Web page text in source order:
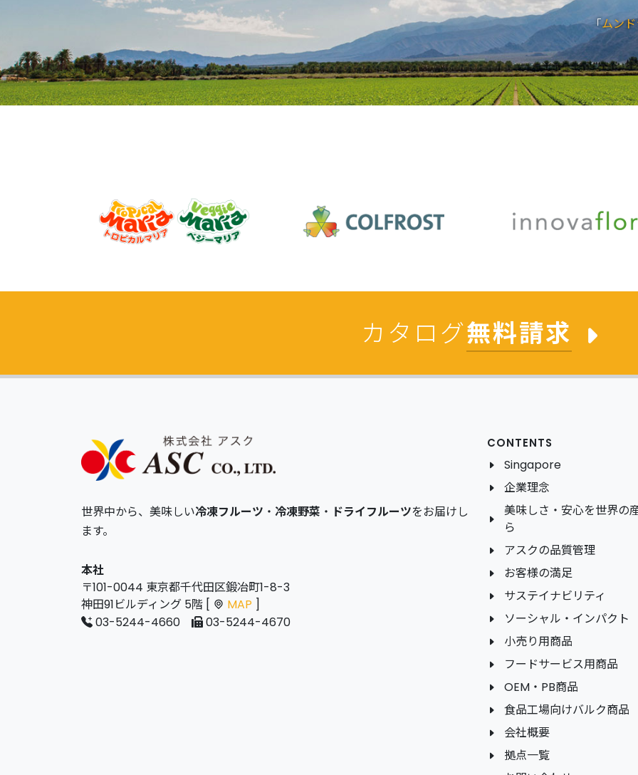
「ムン
カタログ無料請求
世界中から、美味しい冷凍フルーツ ・ 冷凍野菜 ・ ドライフルーツをお届けし
ます。
本社
〒101-0044 東京都千代田区鍛冶町1-8-3
神田91ビルディング 5階 [
MAP ]
03-5244-4660
03-5244-4670
CONTENTS
Singapore
企業理念
美味しさ・安心を世界の
ら
アスクの品質管理
お客様の満足
サステイナビリティ
ソーシャル・インパクト
小売り用商品
フードサービス用商品
OEM・PB商品
食品工場向けバルク商品
会社概要
拠点一覧